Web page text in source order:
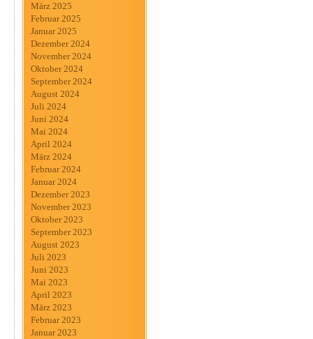
März 2025
Februar 2025
Januar 2025
Dezember 2024
November 2024
Oktober 2024
September 2024
August 2024
Juli 2024
Juni 2024
Mai 2024
April 2024
März 2024
Februar 2024
Januar 2024
Dezember 2023
November 2023
Oktober 2023
September 2023
August 2023
Juli 2023
Juni 2023
Mai 2023
April 2023
März 2023
Februar 2023
Januar 2023